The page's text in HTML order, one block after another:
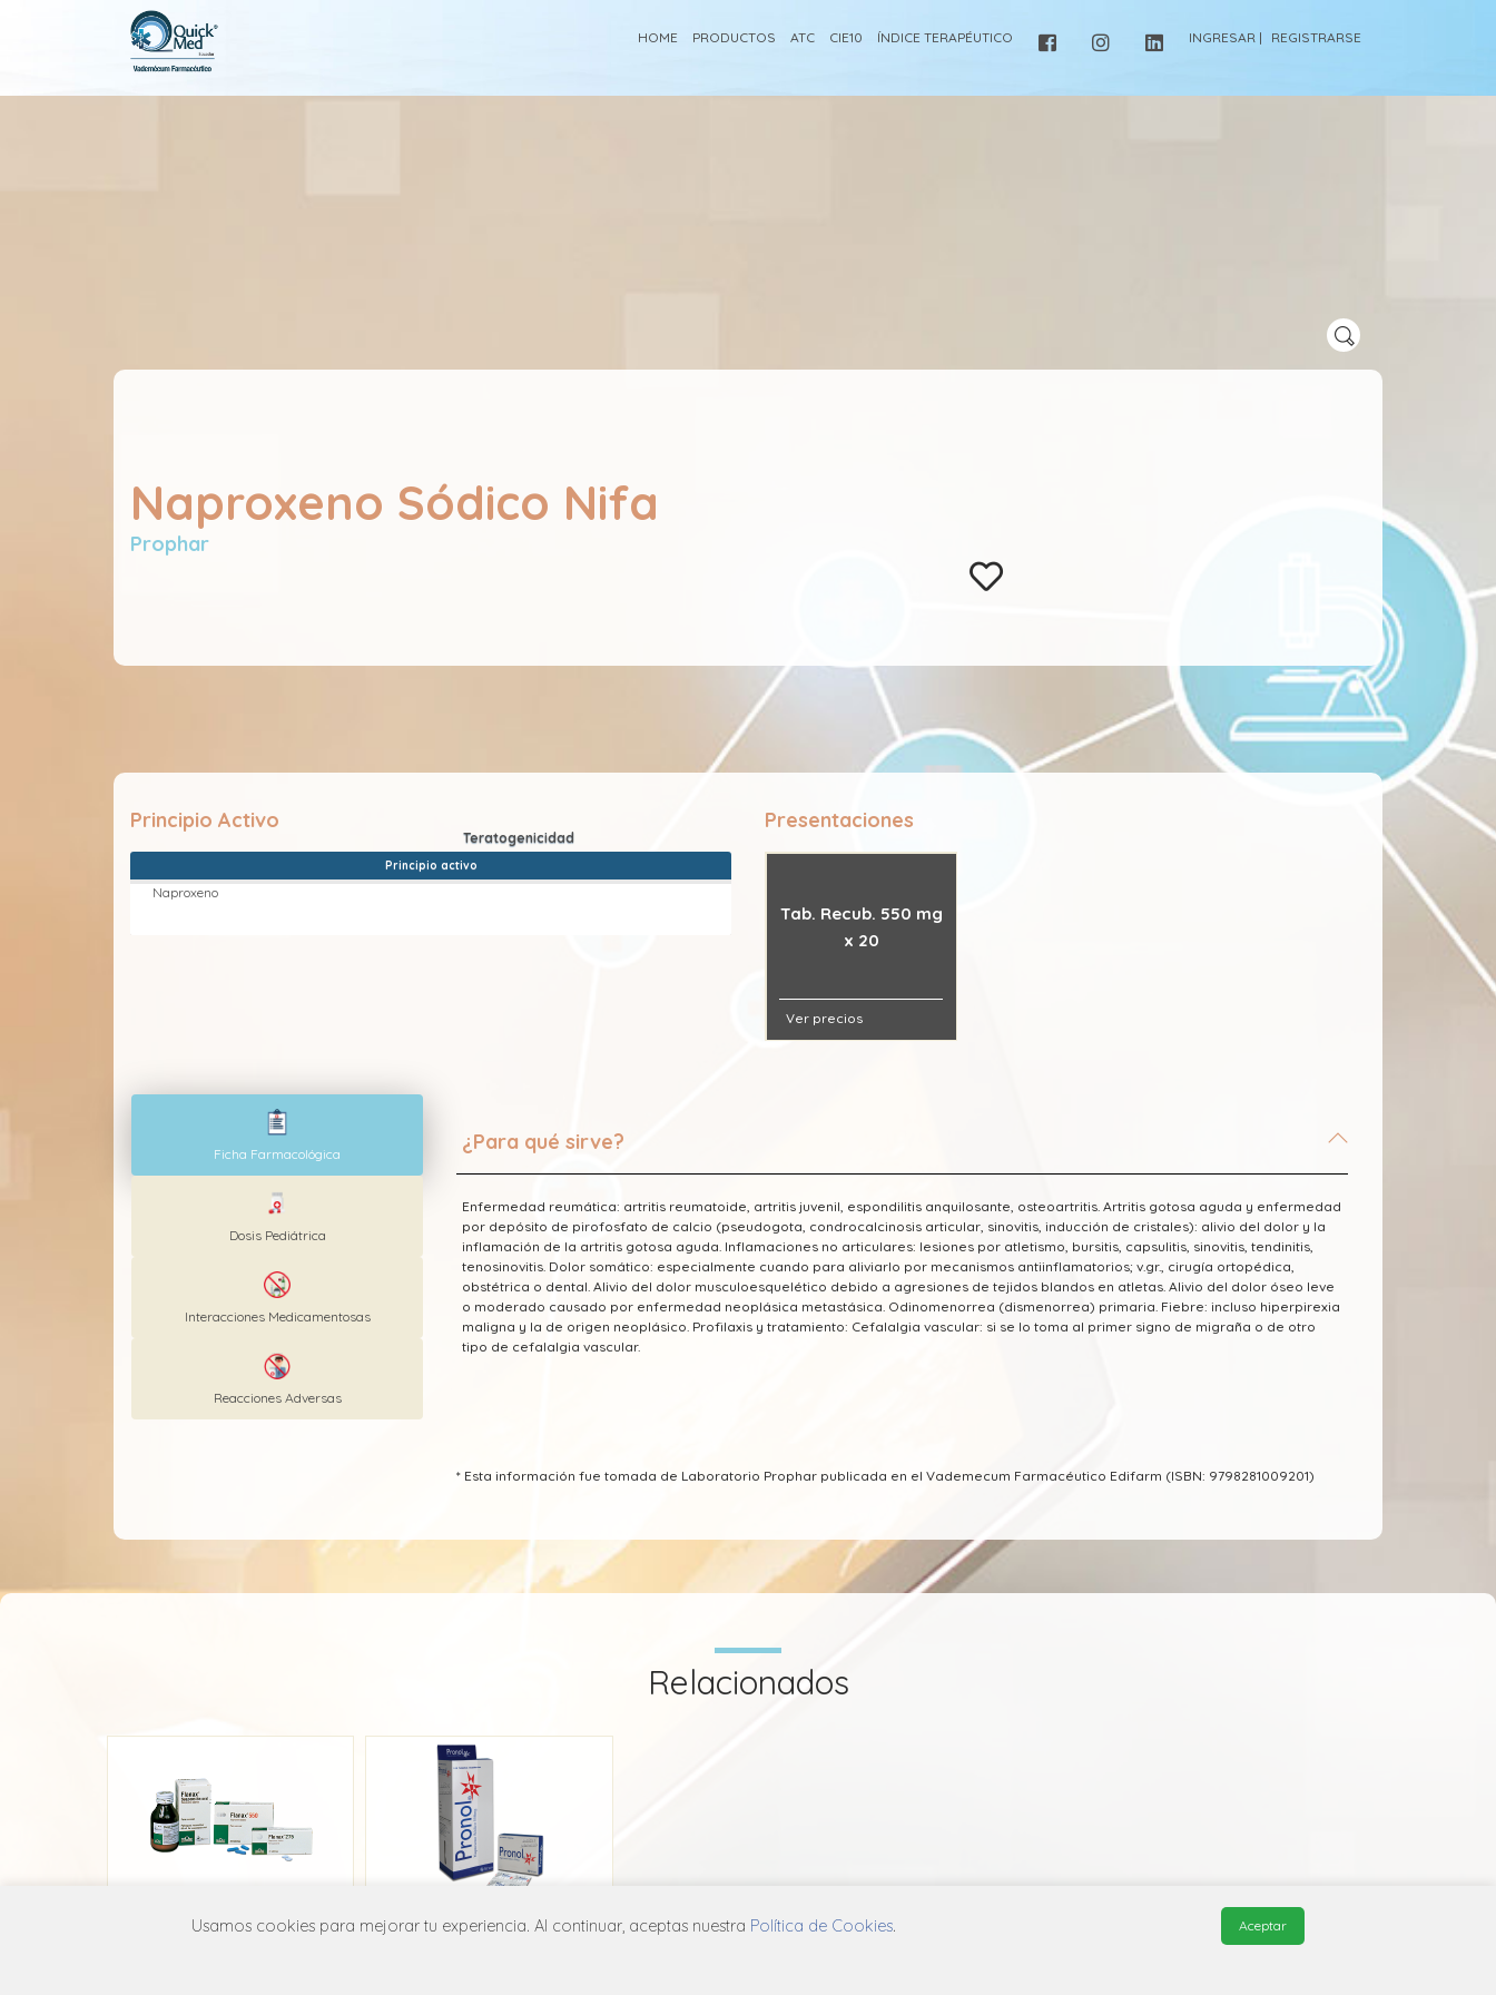
HOME PRODUCTOS ATC CIE10 ÍNDICE TERAPÉUTICO INGRESAR | REGISTRARSE
Naproxeno Sódico Nifa
Prophar
Principio Activo
Principio activo
Naproxeno
Presentaciones
Tab. Recub. 550 mg
x 20
Ver precios
Ficha Farmacológica
Dosis Pediátrica
Interacciones Medicamentosas
Reacciones Adversas
¿Para qué sirve?
Enfermedad reumática: artritis reumatoide, artritis juvenil, espondilitis anquilosante, osteoartritis. Artritis gotosa aguda y enfermedad
por depósito de pirofosfato de calcio (pseudogota, condrocalcinosis articular, sinovitis, inducción de cristales): alivio del dolor y la
inflamación de la artritis gotosa aguda. Inflamaciones no articulares: lesiones por atletismo, bursitis, capsulitis, sinovitis, tendinitis,
tenosinovitis. Dolor somático: especialmente cuando para aliviarlo por mecanismos antiinflamatorios; v.gr., cirugía ortopédica,
obstétrica o dental. Alivio del dolor musculoesquelético debido a agresiones de tejidos blandos en atletas. Alivio del dolor óseo leve
o moderado causado por enfermedad neoplásica metastásica. Odinomenorrea (dismenorrea) primaria. Fiebre: incluso hiperpirexia
maligna y la de origen neoplásico. Profilaxis­ y­ tratamiento: Cefalalgia vascular: si se lo toma al primer signo de migraña o de otro
tipo de cefalalgia vascular.
* Esta información fue tomada de Laboratorio Prophar publicada en el Vademecum Farmacéutico Edifarm (ISBN: 9798281009201)
Relacionados
Flanax Pronol
Usamos cookies para mejorar tu experiencia. Al continuar, aceptas nuestra Política de Cookies. Aceptar